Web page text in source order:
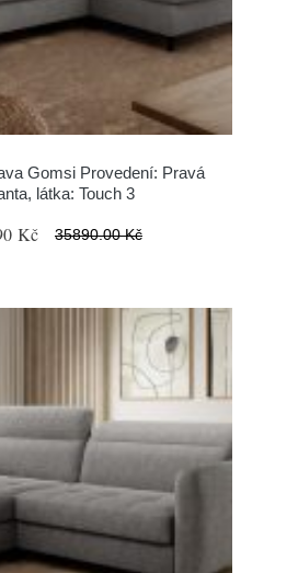
Gomsi Provedení: Pravá
látka: Touch 3
Kč 35890.00 Kč